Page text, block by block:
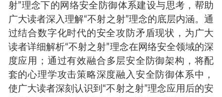
射”理念下的网络安全防御体系建设与思考，帮助
广大读者深入理解“不射之射”理念的底层内涵。通
过结合数字化时代的安全攻防矛盾现状，为广大
读者详细解析“不射之射”理念在网络安全领域的深
度应用；通过有效融合多层安全防御架构，将配
套的心理学攻击策略深度融入安全防御体系中，
使广大读者深刻认识到“不射之射”理念应用后的安